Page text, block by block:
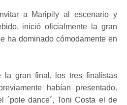
a Maripily al escenario y
inició oficialmente la gran
ha dominado cómodamente en
la gran final, los tres finalistas
habían presentado.
´pole dance´, Toni Costa el de